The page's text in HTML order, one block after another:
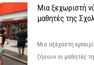
Μια ξεχωριστή
μαθητές της
Μια αξέχαστη
ζήσουν οι μαθητές